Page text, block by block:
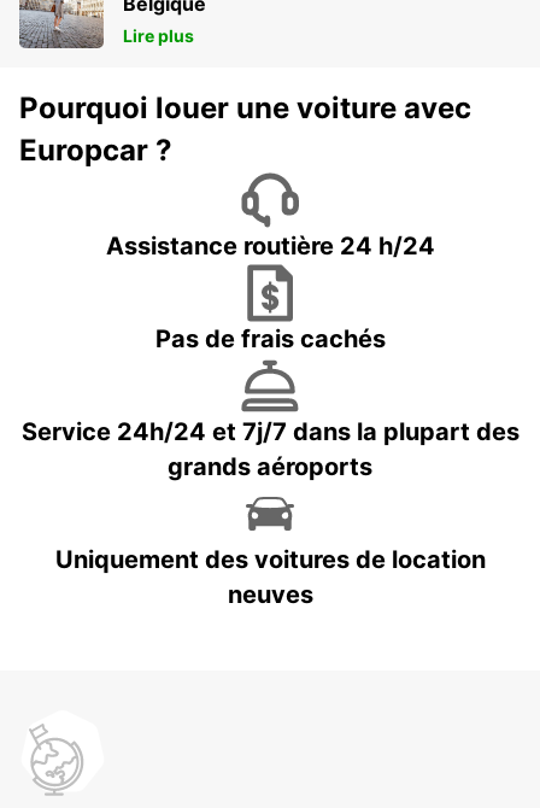
Lire plus
Pourquoi louer une voiture avec
Europcar ?
Assistance routière 24 h/24
Pas de frais cachés
Service 24h/24 et 7j/7 dans la plupart des
grands aéroports
Uniquement des voitures de location
neuves